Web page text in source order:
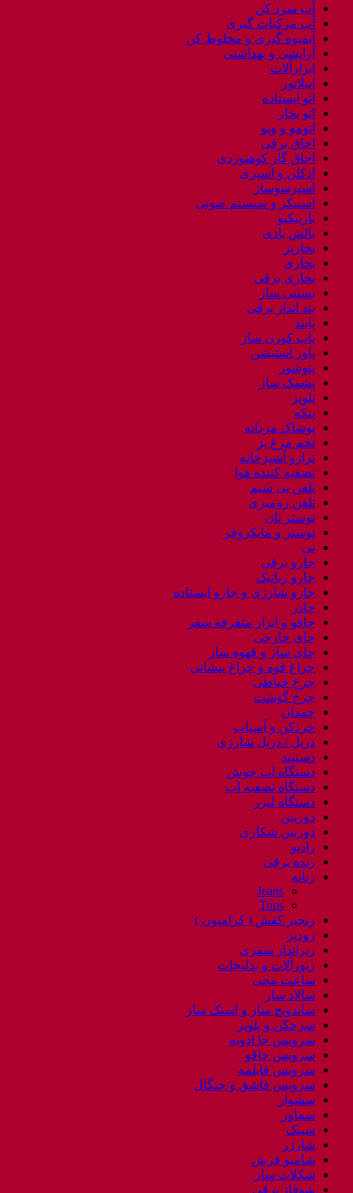
آب سرد کن
آب مرکبات گیری
آبمیوه گیری و مخلوط کن
آرایشی و بهداشتی
ابزارآلات
اپیلاتور
اتو ایستاده
اتو بخار
اتومو و ویو
اجاق برقی
اجاق گاز کوهنوردی
ادکلن و اسپری
اسپرسوساز
اسپیکر و سیستم صوتی
باربیکیو
بالش بادی
بخارپز
بخاری
بخاری برقی
بستنی ساز
بند انداز برقی
پابند
پاپ کورن ساز
پاور استیشن
پتوشور
پشمک ساز
پلوپز
پنکه
پوشاک مردانه
تخم مرغ پز
ترازو آشپزخانه
تصفیه کننده هوا
تلفن بی سیم
تلفن رومیزی
توستر نان
توستر و مایکروفر
تی
جارو برقی
جارو رباتیک
جارو شارژی و جارو ایستاده
چادر
چاقو و ابزار متفرقه سفر
چای خارجی
چای ساز و قهوه ساز
چراغ قوه و چراغ پیشانی
چرخ خیاطی
چرخ گوشت
چمدان
خردکن و آسیاب
دریل / دریل شارژی
دستبند
دستگاه اب جوش
دستگاه تصفیه اب
دستگاه لیزر
دوربین
دوربین شکاری
رادیو
رنده برقی
زنانه
Jeans
Tops
زنجیر کفش ( کرامپون )
زودپز
زیرانداز سفری
زیورآلات و بدلیجات
ساعت مچی
سالاد ساز
ساندویچ ساز و اسنک ساز
سرخکن و پلوپز
سرویس جا ادویه
سرویس چاقو
سرویس قابلمه
سرویس قاشق و چنگال
سشوار
سماور
سینک
شارژر
شامپو فرش
شکلات ساز
شوفاژ برقی